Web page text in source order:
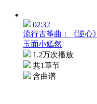
02:32
流行古筝曲：《逆心》
玉面小嫣然
1.2万次播放
共1章节
含曲谱